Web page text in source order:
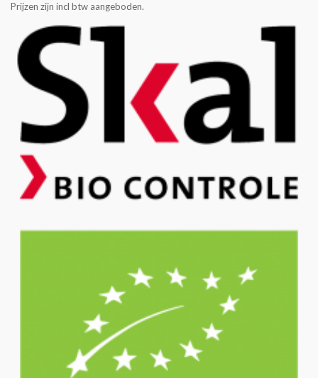
Prijzen zijn incl btw aangeboden.